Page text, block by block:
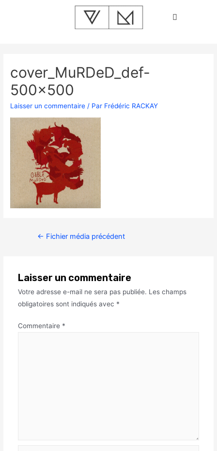
cover_MuRDeD_def-
500×500
Laisser un commentaire / Par Frédéric RACKAY
← Fichier média précédent
Laisser un commentaire
Votre adresse e-mail ne sera pas publiée. Les champs
obligatoires sont indiqués avec *
Commentaire *